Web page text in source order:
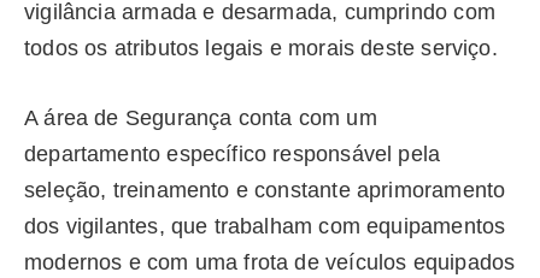
vigilância armada e desarmada, cumprindo com
todos os atributos legais e morais deste serviço.
A área de Segurança conta com um
departamento específico responsável pela
seleção, treinamento e constante aprimoramento
dos vigilantes, que trabalham com equipamentos
modernos e com uma frota de veículos equipados